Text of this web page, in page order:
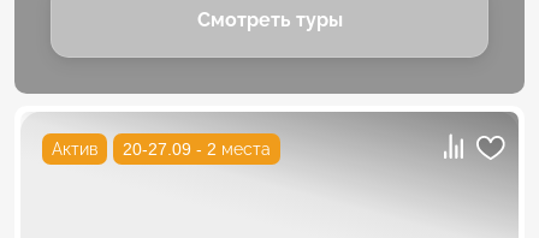
Смотреть туры
Актив 20-27.09 - 2 места